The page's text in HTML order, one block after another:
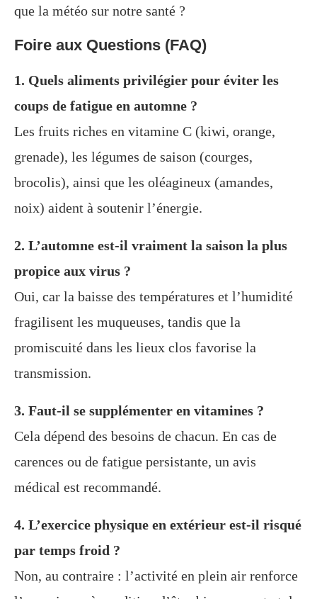
que la météo sur notre santé ?
Foire aux Questions (FAQ)
1. Quels aliments privilégier pour éviter les
coups de fatigue en automne ?
Les fruits riches en vitamine C (kiwi, orange,
grenade), les légumes de saison (courges,
brocolis), ainsi que les oléagineux (amandes,
noix) aident à soutenir l’énergie.
2. L’automne est-il vraiment la saison la plus
propice aux virus ?
Oui, car la baisse des températures et l’humidité
fragilisent les muqueuses, tandis que la
promiscuité dans les lieux clos favorise la
transmission.
3. Faut-il se supplémenter en vitamines ?
Cela dépend des besoins de chacun. En cas de
carences ou de fatigue persistante, un avis
médical est recommandé.
4. L’exercice physique en extérieur est-il risqué
par temps froid ?
Non, au contraire : l’activité en plein air renforce